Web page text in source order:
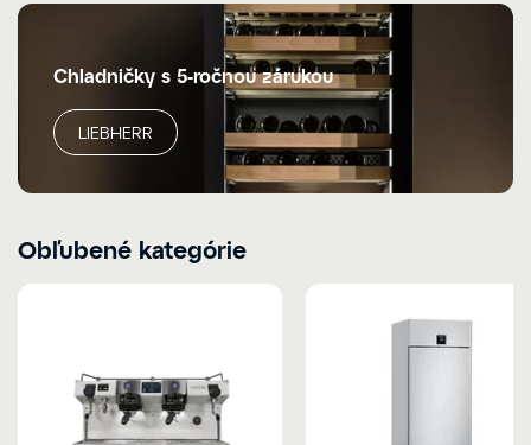
Chladničky s 5-ročnou zárukou
LIEBHERR
Obľubené kategórie